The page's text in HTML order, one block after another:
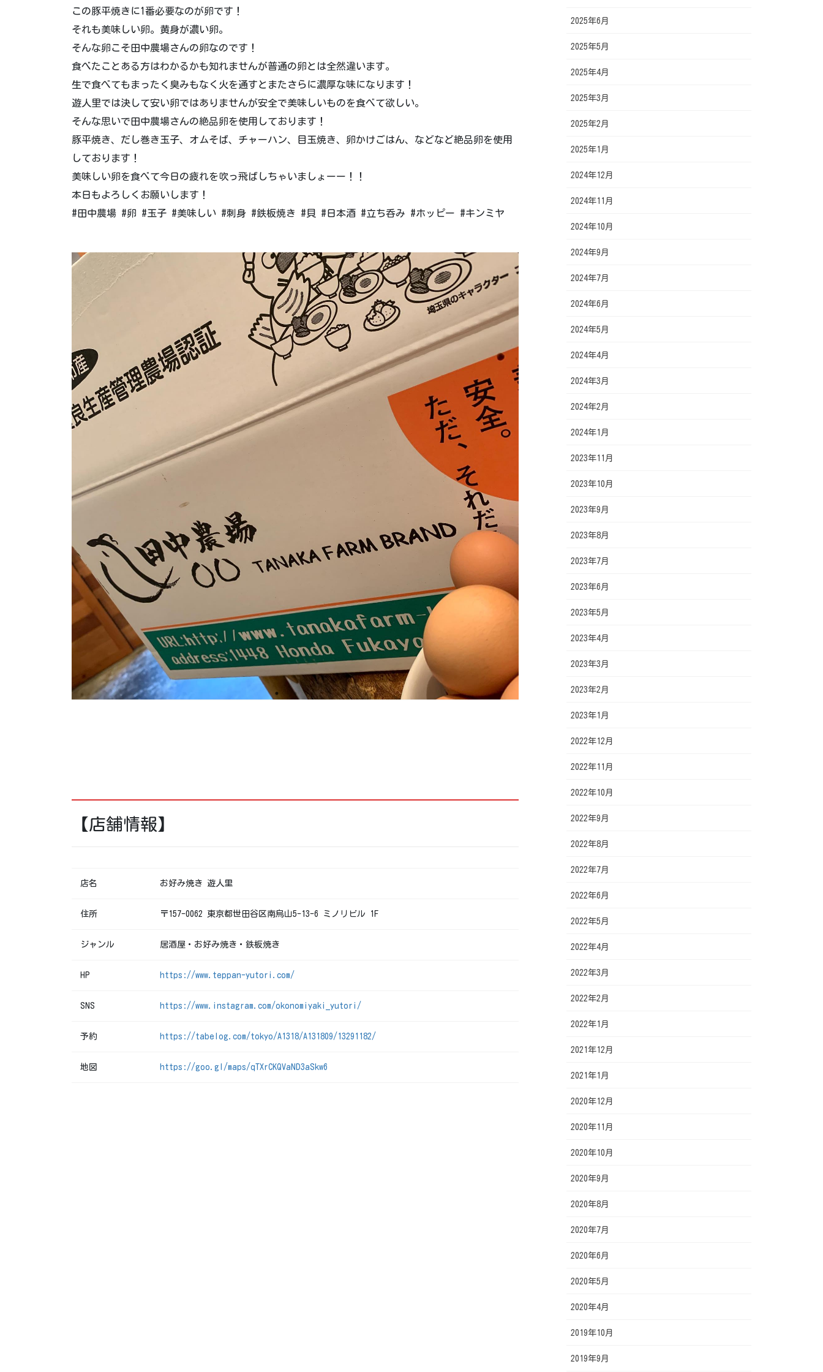
この豚平焼きに1番必要なのが卵です！
それも美味しい卵。黄身が濃い卵。
そんな卵こそ田中農場さんの卵なのです！
食べたことある方はわかるかも知れませんが普通の卵とは全然違います。
生で食べてもまったく臭みもなく火を通すとまたさらに濃厚な味になります！
遊人里では決して安い卵ではありませんが安全で美味しいものを食べて欲しい。
そんな思いで田中農場さんの絶品卵を使用しております！
豚平焼き、だし巻き玉子、オムそば、チャーハン、目玉焼き、卵かけごはん、などなど絶品卵を使用
しております！
美味しい卵を食べて今日の疲れを吹っ飛ばしちゃいましょーー！！
本日もよろしくお願いします！
#田中農場 #卵 #玉子 #美味しい #刺身 #鉄板焼き #貝 #日本酒 #立ち呑み #ホッピー #キンミヤ
【店舗情報】
店名 お好み焼き 遊人里
住所 〒157-0062 東京都世田谷区南烏山5-13-6 ミノリビル 1F
ジャンル 居酒屋・お好み焼き・鉄板焼き
HP https://www.teppan-yutori.com/
SNS https://www.instagram.com/okonomiyaki_yutori/
予約 https://tabelog.com/tokyo/A1318/A131809/13291182/
地図 https://goo.gl/maps/qTXrCKQVaND3aSkw6
2025年6月
2025年5月
2025年4月
2025年3月
2025年2月
2025年1月
2024年12月
2024年11月
2024年10月
2024年9月
2024年7月
2024年6月
2024年5月
2024年4月
2024年3月
2024年2月
2024年1月
2023年11月
2023年10月
2023年9月
2023年8月
2023年7月
2023年6月
2023年5月
2023年4月
2023年3月
2023年2月
2023年1月
2022年12月
2022年11月
2022年10月
2022年9月
2022年8月
2022年7月
2022年6月
2022年5月
2022年4月
2022年3月
2022年2月
2022年1月
2021年12月
2021年1月
2020年12月
2020年11月
2020年10月
2020年9月
2020年8月
2020年7月
2020年6月
2020年5月
2020年4月
2019年10月
2019年9月